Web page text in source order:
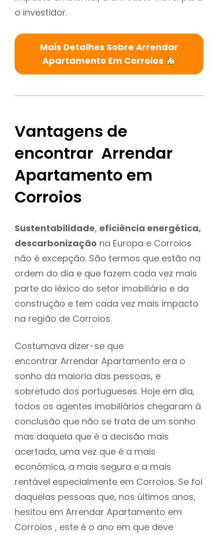
o investidor.
Mais Detalhes Sobre Arrendar
Apartamento Em Corroios
Vantagens de
encontrar Arrendar
Apartamento em
Corroios
Sustentabilidade, eficiência energética,
descarbonização na Europa e Corroios
não é excepção. São termos que estão na
ordem do dia e que fazem cada vez mais
parte do léxico do setor imobiliário e da
construção e tem cada vez mais impacto
na região de Corroios.
Costumava dizer-se que
encontrar Arrendar Apartamento era o
sonho da maioria das pessoas, e
sobretudo dos portugueses. Hoje em dia,
todos os agentes imobiliários chegaram à
conclusão que não se trata de um sonho
mas daquela que é a decisão mais
acertada, uma vez que é a mais
económica, a mais segura e a mais
rentável especialmente em Corroios. Se foi
daquelas pessoas que, nos últimos anos,
hesitou em Arrendar Apartamento em
Corroios , este é o ano em que deve